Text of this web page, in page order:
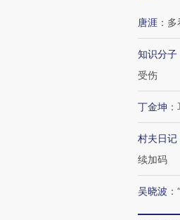
唐涯 ： 多
知识分子
受伤
丁金坤 ：
村夫日记
续加码
吴晓波 ：